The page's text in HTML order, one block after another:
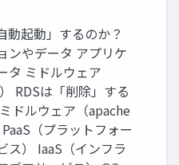
動起動」するのか？
ンやデータ アプリケ
タ ミドルウェア
RDSは「削除」する
ドルウェア（apache
（プラットフォー
ス） IaaS（インフラ